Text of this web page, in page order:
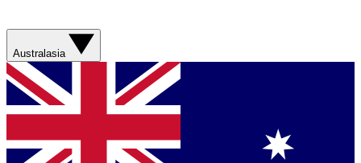
Australasia